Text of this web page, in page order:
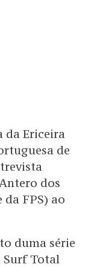
da Ericeira
de
dos
FPS) ao
duma série
Surf Total